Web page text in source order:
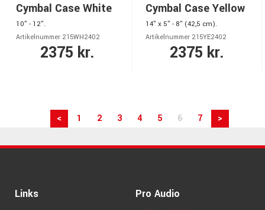
Cymbal Case White
10" - 12".
Artikelnummer 215WH2402
2375 kr.
Cymbal Case Yellow
14" x 5" - 8" (42,5 cm).
Artikelnummer 215YE2402
2375 kr.
< 1 2 3 4 5 6 7 >
Links Pro Audio